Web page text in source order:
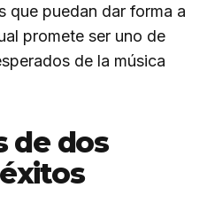
que puedan dar forma a
promete ser uno de
de la música
de dos